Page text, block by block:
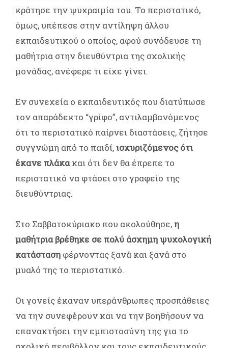
κράτησε την ψυχραιμία τoυ. Το περιστατικό,
όμως, υπέπεσε στην αντίληψη άλλου
εκπαιδευτικού ο οποίος, αφού συνόδευσε τη
μαθήτρια στην διευθύντρια της σχολικής
μονάδας, ανέφερε τι είχε γίνει.
Εν συνεχεία ο εκπαιδευτικός που διατύπωσε
τον απαράδεκτο “γρίφο”, αντιλαμβανόμενος
ότι το περιστατικό παίρνει διαστάσεις, ζήτησε
συγγνώμη από το παιδί,ισχυριζόμενος ότι
έκανε πλάκακαι ότι δεν θα έπρεπε το
περιστατικό να φτάσει στο γραφείο της
διευθύντριας.
Στο Σαββατοκύριακο που ακολούθησε,η
μαθήτρια βρέθηκε σε πολύ άσχημη ψυχολογική
κατάσταση φέρνοντας ξανά και ξανά στο
μυαλό της το περιστατικό.
Οι γονείς έκαναν υπεράνθρωπες προσπάθειες
να την συνεφέρουν και να την βοηθήσουν να
επανακτήσει την εμπιστοσύνη της για το